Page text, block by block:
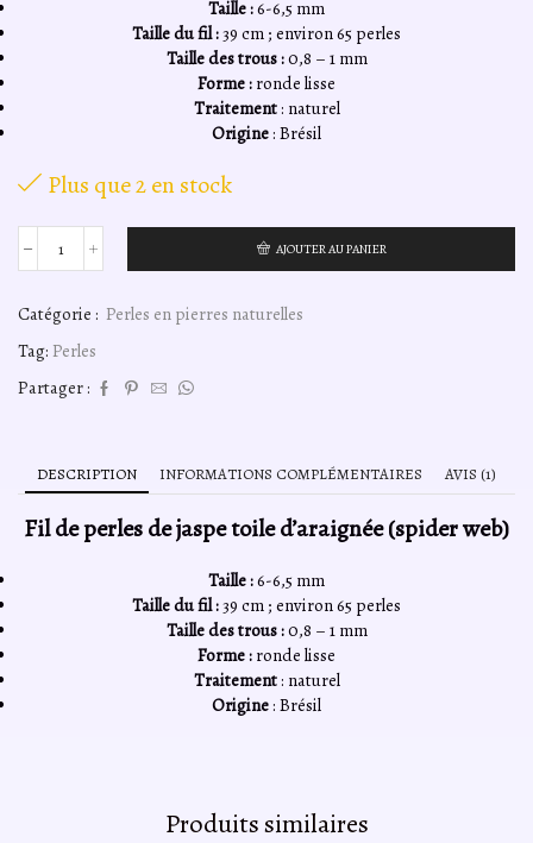
Taille :6-6,5 mm
Taille du fil :39 cm ; environ 65 perles
Taille des trous :0,8 – 1 mm
Forme : ronde lisse
Traitement: naturel
Origine: Brésil
Plus que 2 en stock
quantité
jaspe
toile
6mm,
AJOUTER AU PANIER
Catégorie : Perles en pierres naturelles
Tag: Perles
Partager :
DESCRIPTION INFORMATIONS COMPLÉMENTAIRES AVIS (1)
Fil de perles de jaspe toile d’araignée (spider web)
Taille :6-6,5 mm
Taille du fil :39 cm ; environ 65 perles
Taille des trous :0,8 – 1 mm
Forme : ronde lisse
Traitement: naturel
Origine: Brésil
Produits similaires